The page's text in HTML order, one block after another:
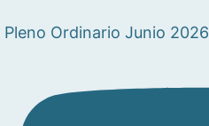
Pleno Ordinario Junio 2026